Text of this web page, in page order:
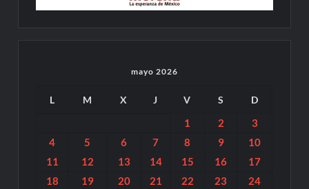
mayo 2026
L M X J V S D
1 2
3
4
5 6 7 8 9
10
11
12 13 14 15 16
17
18
19 20 21 22 23
24